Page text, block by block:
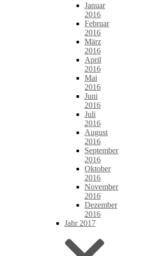
Januar
2016
Februar
2016
März
2016
April
2016
Mai
2016
Juni
2016
Juli
2016
August
2016
September
2016
Oktober
2016
November
2016
Dezember
2016
Jahr 2017